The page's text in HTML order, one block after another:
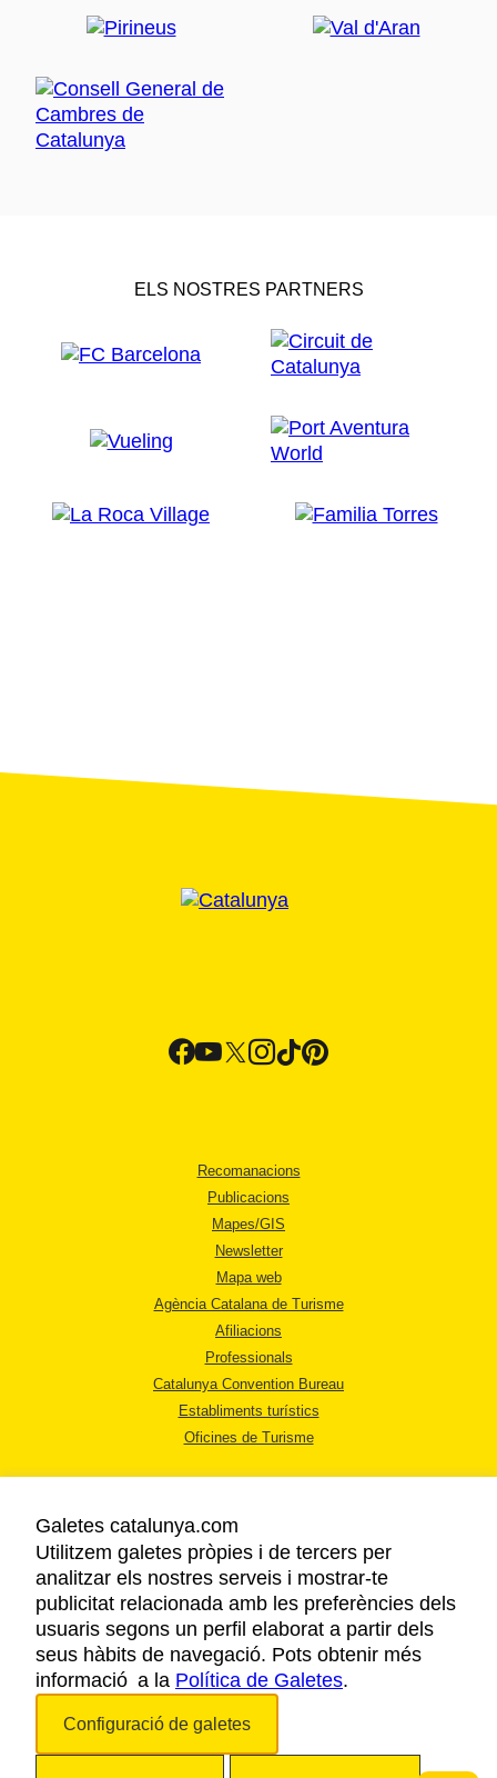
ELS NOSTRES PARTNERS
Recomanacions
Publicacions
Mapes/GIS
Newsletter
Mapa web
Agència Catalana de Turisme
Afiliacions
Professionals
Catalunya Convention Bureau
Establiments turístics
Oficines de Turisme
AVÍS LEGAL
POLÍTICA DE PRIVACITAT
COOKIES
ACCESSIBILITAT
Galetes catalunya.com
Utilitzem galetes pròpies i de tercers per
analitzar els nostres serveis i mostrar-te
publicitat relacionada amb les preferències dels
usuaris segons un perfil elaborat a partir dels
seus hàbits de navegació. Pots obtenir més
informació a la Política de Galetes.
Configuració de galetes